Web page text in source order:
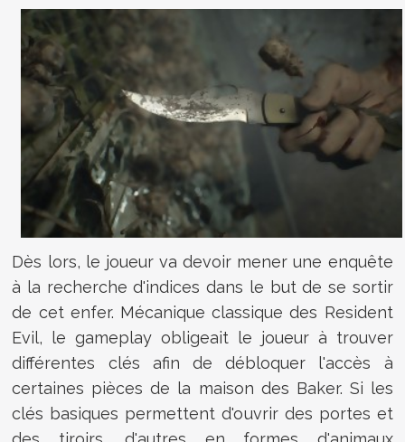
Dès lors, le joueur va devoir mener une enquête
à la recherche d'indices dans le but de se sortir
de cet enfer. Mécanique classique des Resident
Evil, le gameplay obligeait le joueur à trouver
différentes clés afin de débloquer l'accès à
certaines pièces de la maison des Baker. Si les
clés basiques permettent d'ouvrir des portes et